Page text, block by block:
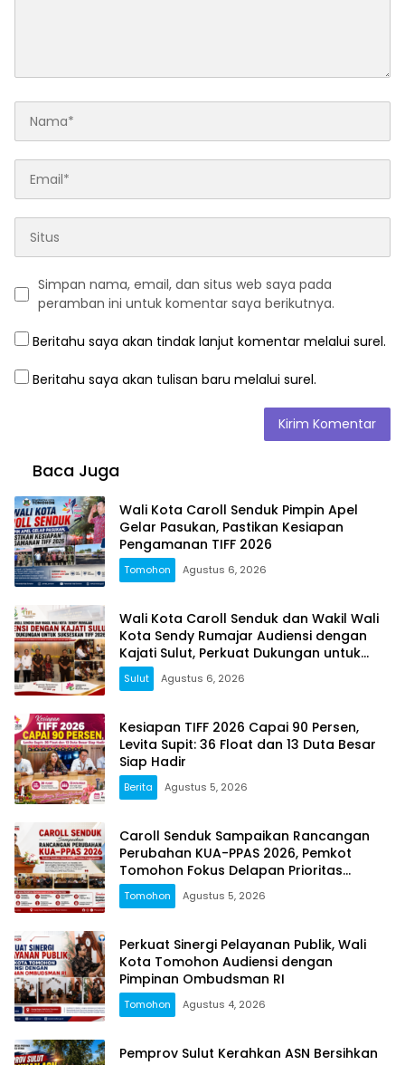
Simpan nama, email, dan situs web saya pada
peramban ini untuk komentar saya berikutnya.
Beritahu saya akan tindak lanjut komentar melalui surel.
Beritahu saya akan tulisan baru melalui surel.
Baca Juga
Wali Kota Caroll Senduk Pimpin Apel
Gelar Pasukan, Pastikan Kesiapan
Pengamanan TIFF 2026
Tomohon Agustus 6, 2026
Wali Kota Caroll Senduk dan Wakil Wali
Kota Sendy Rumajar Audiensi dengan
Kajati Sulut, Perkuat Dukungan untuk
Sukseskan TIFF 2026
Sulut Agustus 6, 2026
Kesiapan TIFF 2026 Capai 90 Persen,
Levita Supit: 36 Float dan 13 Duta Besar
Siap Hadir
Berita Agustus 5, 2026
Caroll Senduk Sampaikan Rancangan
Perubahan KUA-PPAS 2026, Pemkot
Tomohon Fokus Delapan Prioritas
Pembangunan
Tomohon Agustus 5, 2026
Perkuat Sinergi Pelayanan Publik, Wali
Kota Tomohon Audiensi dengan
Pimpinan Ombudsman RI
Tomohon Agustus 4, 2026
Pemprov Sulut Kerahkan ASN Bersihkan